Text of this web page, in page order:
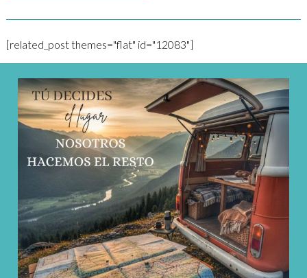
[related_post themes="flat" id="12083"]